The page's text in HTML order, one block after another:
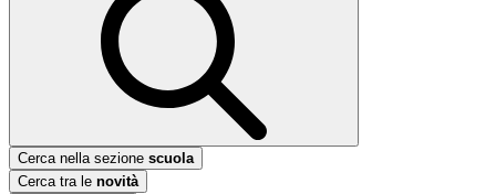
Cerca nella sezione scuola
Cerca tra le novità